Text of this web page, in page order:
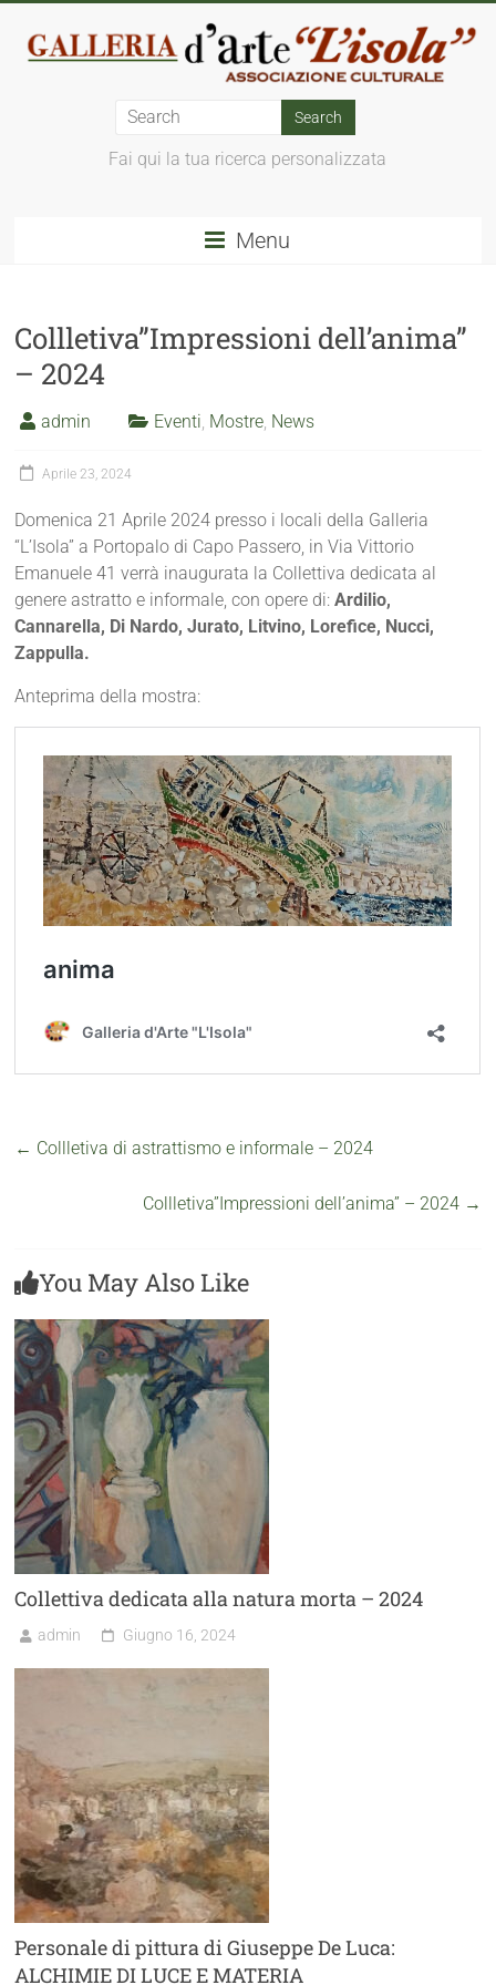
Fai qui la tua ricerca personalizzata
Menu
Collletiva”Impressioni dell’anima”
– 2024
admin Eventi Mostre News
Aprile 23, 2024
Domenica 21 Aprile 2024 presso i locali della Galleria
“L’Isola” a Portopalo di Capo Passero, in Via Vittorio
Emanuele 41 verrà inaugurata la Collettiva dedicata al
genere astratto e informale, con opere di:Ardilio,
Cannarella, Di Nardo, Jurato, Litvino, Lorefice, Nucci,
Zappulla.
Anteprima della mostra:
← Collletiva di astrattismo e informale – 2024
Collletiva”Impressioni dell’anima” – 2024 →
You May Also Like
Collettiva dedicata alla natura morta – 2024
admin Giugno 16, 2024
Personale di pittura di Giuseppe De Luca:
ALCHIMIE DI LUCE E MATERIA